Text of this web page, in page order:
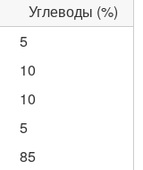
Углеводы (%)
5
10
10
5
85